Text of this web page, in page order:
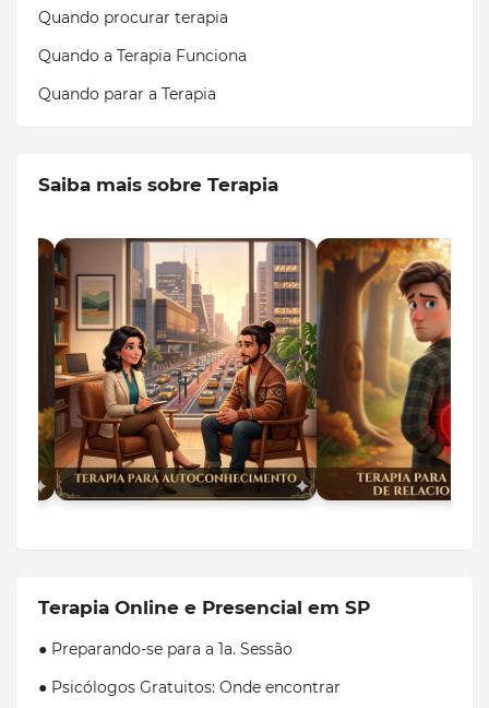
Quando procurar terapia
Quando a Terapia Funciona
Quando parar a Terapia
Saiba mais sobre Terapia
Terapia Online e Presencial em SP
● Preparando-se para a 1a. Sessão
● Psicólogos Gratuitos: Onde encontrar